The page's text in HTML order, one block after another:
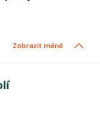
Zobrazit méně